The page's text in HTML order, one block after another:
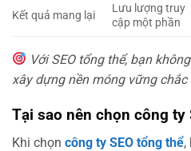
Kết quả mang lại
Lưu lượng truy
cập một phần
Với SEO tổng thể, bạn
xây dựng nền móng vững
Tại sao nên chọn công ty
Khi chọn công ty SEO tổng thể,